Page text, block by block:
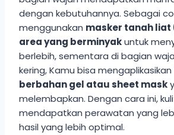
dengan kebutuhannya. Sebagai
menggunakan masker tanah
area yang berminyakuntuk
berlebih, sementara di bagian
kering, Kamu bisa mengaplikasikan
berbahan gel atau sheet mask
melembapkan. Dengan cara ini,
mendapatkan perawatan yang
hasil yang lebih optimal.